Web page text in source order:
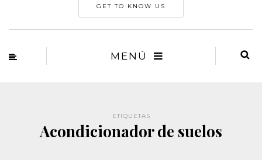
GET TO KNOW US
MENÚ
ETIQUETAS
Acondicionador de suelos